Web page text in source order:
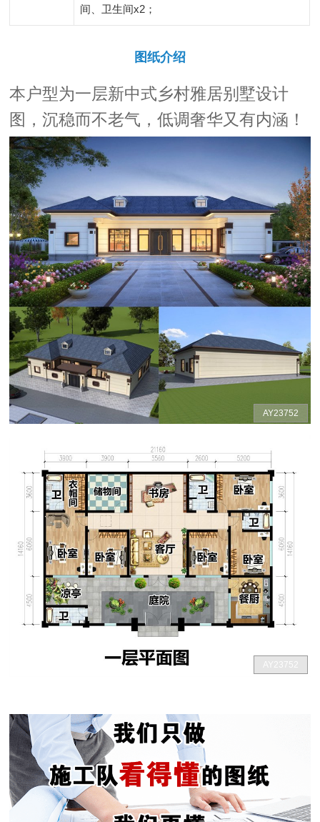
间、卫生间x2；
图纸介绍
本户型为一层新中式乡村雅居别墅设计
图，沉稳而不老气，低调奢华又有内涵！
AY23752
AY23752